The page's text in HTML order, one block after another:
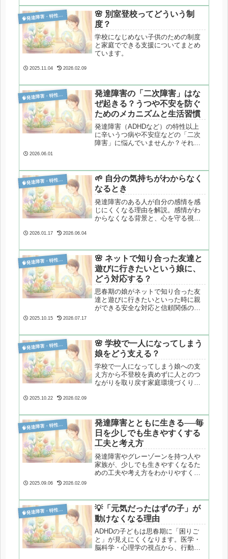

発達障害・特性分析
🌸 別室登校ってどういう制
度？
学校になじめない子供のための制度
と家庭でできる支援についてまとめ
ています。
2025.11.04 2026.02.09

発達障害・特性分析
発達障害の「二次障害」はな
ぜ起きる？うつや不安を防ぐ
ためのメカニズムと生活習慣
発達障害（ADHDなど）の特性以上
に辛いうつ病や不安症などの「二次
障害」に悩んでいませんか？それは
が起きるメカニズムと、予防に効果
的な食事やルーティン化などの生活
習慣を専門的に解説します。
2026.06.01

発達障害・特性分析
🌱 自分の気持ちがわからなく
なるとき
発達障害のある人が自分の感情を感
じにくくなる理由を解説。感情がわ
からなくなる背景と、心を守る視点
2026.01.17 2026.06.04

発達障害・特性分析
🌸 ネットで知り合った友達と
遊びに行きたいという娘に、
どう対応する？
思春期の娘がネットで知り合った友
達と遊びに行きたいといった時に親
ができる安全な対応と信頼関係の育
2025.10.15 2026.07.17

発達障害・特性分析
🌸 学校で一人になってしまう
娘をどう支える？
学校で一人になってしまう娘への支
え方から不登校を責めずに人とのつ
ながりを取り戻す家庭環境づくりに
2025.10.22 2026.02.09

発達障害・特性分析
発達障害とともに生きる──毎
日を少しでも生きやすくする
工夫と考え方
発達障害やグレーゾーンを持つ人や
家族が、少しでも生きやすくなるた
めの工夫や考え方をわかりやすく解
2025.09.06 2026.02.09

発達障害・特性分析
💡「元気だったはずの子」が
動けなくなる理由
ADHDの子どもは思春期に「困りご
と」が見えにくくなります。医学・
脳科学・心理学の視点から、行動が